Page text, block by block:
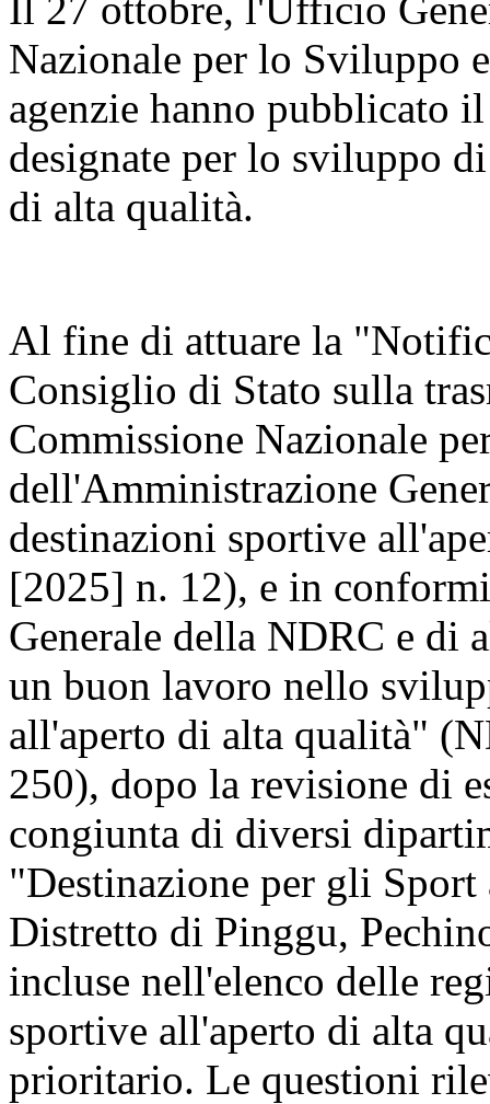
Nazionale per lo Sviluppo
agenzie hanno pubblicato
designate per lo sviluppo
di alta qualità.
Al fine di attuare la
Consiglio di Stato sulla
Commissione Nazionale
dell'Amministrazione
destinazioni sportive
[2025] n. 12), e in
Generale della NDRC e di
un buon lavoro nello
all'aperto di alta qualità"
250), dopo la revisione di
congiunta di diversi
"Destinazione per gli
Distretto di Pinggu,
incluse nell'elenco delle
sportive all'aperto di alta
prioritario. Le questioni